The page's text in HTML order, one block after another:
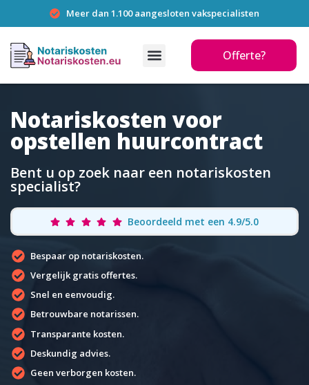
Meer dan 1.100 aangesloten vakspecialisten
Offerte?
Notariskosten voor
opstellen huurcontract
Bent u op zoek naar een notariskosten
specialist?
Beoordeeld met een 4.9/5.0
Bespaar op notariskosten.
Vergelijk gratis offertes.
Snel en eenvoudig.
Betrouwbare notarissen.
Transparante kosten.
Deskundig advies.
Geen verborgen kosten.